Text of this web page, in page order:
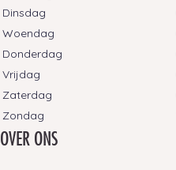
Dinsdag
Woendag
Donderdag
Vrijdag
Zaterdag
Zondag
OVER ONS